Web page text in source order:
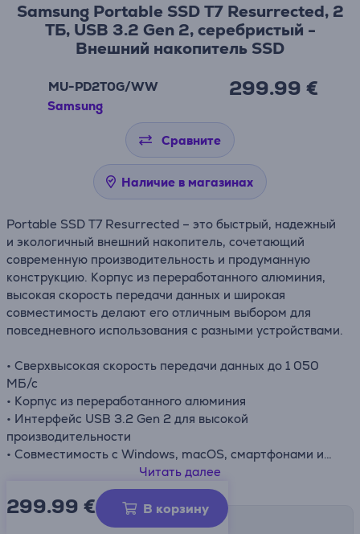
Samsung Portable SSD T7 Resurrected, 2
ТБ, USB 3.2 Gen 2, серебристый -
Внешний накопитель SSD
MU-PD2T0G/WW
Samsung
299.99 €
Сравните
Наличие в магазинах
Portable SSD T7 Resurrected – это быстрый, надежный
и экологичный внешний накопитель, сочетающий
современную производительность и продуманную
конструкцию. Корпус из переработанного алюминия,
высокая скорость передачи данных и широкая
совместимость делают его отличным выбором для
повседневного использования с разными устройствами.
• Сверхвысокая скорость передачи данных до 1 050
МБ/с
• Корпус из переработанного алюминия
• Интерфейс USB 3.2 Gen 2 для высокой
производительности
• Совместимость с Windows, macOS, смартфонами и
• Поддержка программного обеспечения Samsung
Magician
Читать далее
299.99 € В корзину
Способы доставки